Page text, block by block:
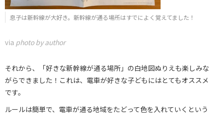
息子は新幹線が大好き。新幹線が通る場所はすでによく覚えてました！
via photo by author
それから、「好きな新幹線が通る場所」の白地図ぬりえも楽しみな
がらできました！これは、電車が好きな子どもにはとてもオススメ
です。
ルールは簡単で、電車が通る地域をたどって色を入れていくという